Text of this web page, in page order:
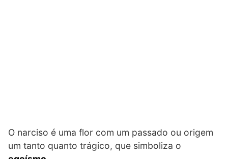
O narciso é uma flor com um passado ou origem
um tanto quanto trágico, que simboliza o